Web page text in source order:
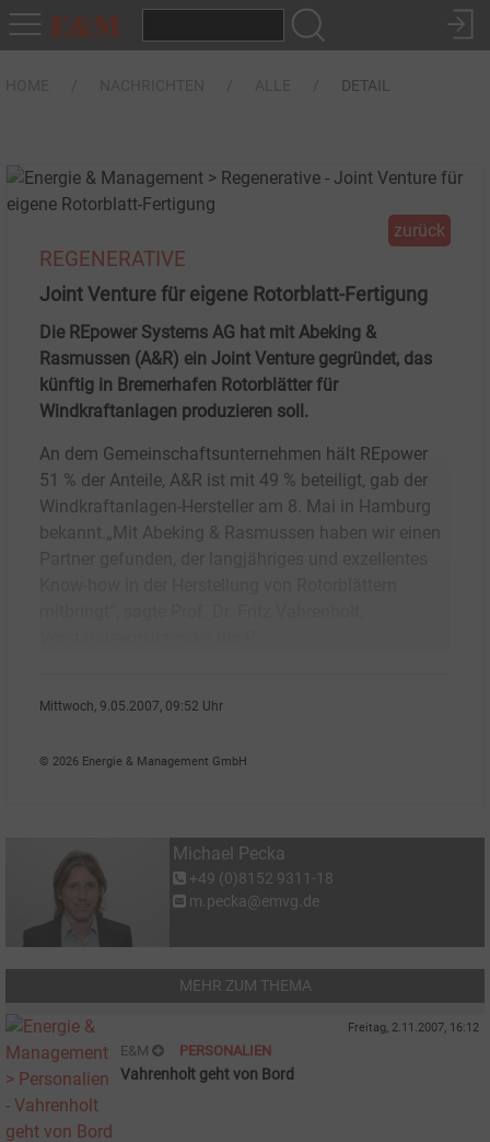
DETAIL
zurück
REGENERATIVE
Joint Venture für eigene Rotorblatt-Fertigung
Die REpower Systems AG hat mit Abeking &
Rasmussen (A&R) ein Joint Venture gegründet, das
künftig in Bremerhafen Rotorblätter für
Windkraftanlagen produzieren soll.
An dem Gemeinschaftsunternehmen hält REpower
51 % der Anteile, A&R ist mit 49 % beteiligt, gab der
Windkraftanlagen-Hersteller am 8. Mai in Hamburg
bekannt.„Mit Abeking & Rasmussen haben wir einen
Mittwoch, 9.05.2007, 09:52 Uhr
© 2026 Energie & Management GmbH
Michael Pecka
+49 (0)8152 9311-18
m.pecka@emvg.de
MEHR ZUM THEMA
Freitag, 2.11.2007, 16:12
E&M PERSONALIEN
Vahrenholt geht von Bord